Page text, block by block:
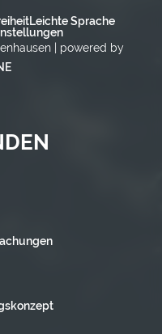
Leichte Sprache
| powered by